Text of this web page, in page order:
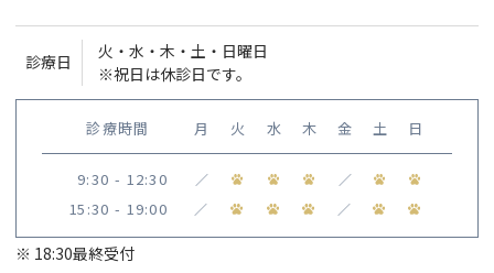
診療日
火・水・木・土・日曜日
※祝日は休診日です。
診療時間 月 火 水 木 金 土 日
9:30 - 12:30 ／ ／
15:30 - 19:00 ／ ／
※ 18:30最終受付